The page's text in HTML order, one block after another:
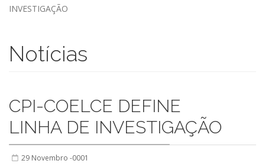
INVESTIGAÇÃO
Notícias
CPI-COELCE DEFINE
LINHA DE INVESTIGAÇÃO
29 Novembro -0001